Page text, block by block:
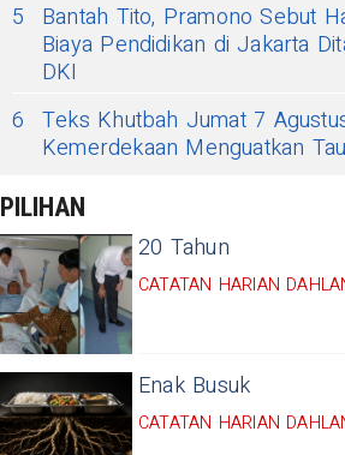
5
Bantah Tito, Pramono Sebut
Biaya Pendidikan di Jakarta
DKI
6 Teks Khutbah Jumat 7
Kemerdekaan Menguatkan
PILIHAN
20 Tahun
CATATAN HARIAN
Enak Busuk
CATATAN HARIAN